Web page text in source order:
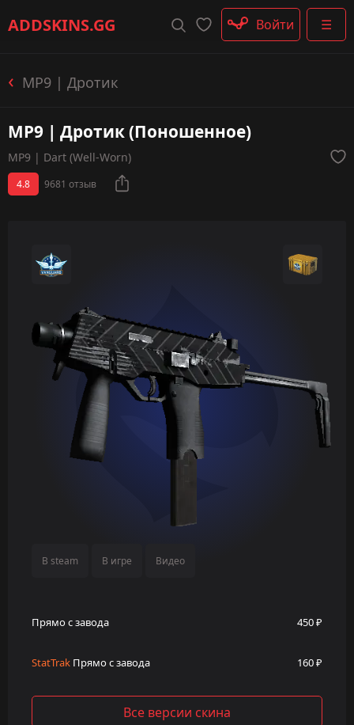
ADDSKINS.GG ☰
Пистолеты-пулемёты
Перчатки
Войти
MP9 | Дротик
MP9 | Дротик (Поношенное)
MP9 | Dart (Well-Worn)
4.8 9681 отзыв
В steam В игре Видео
Прямо с завода 450 ₽
StatTrak Прямо с завода 160 ₽
Все версии скина